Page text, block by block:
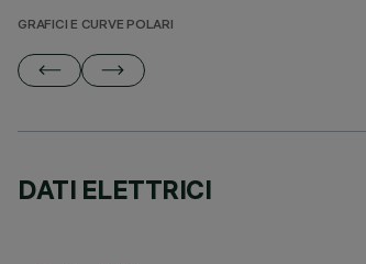
GRAFICI E CURVE POLARI
DATI ELETTRICI